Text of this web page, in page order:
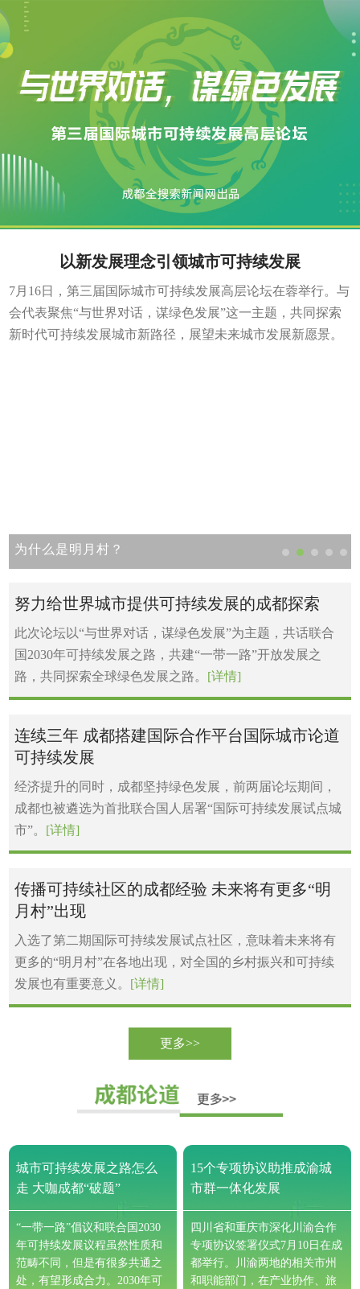
以新发展理念引领城市可持续发展
7月16日，第三届国际城市可持续发展高层论坛在蓉举行。与
会代表聚焦“与世界对话，谋绿色发展”这一主题，共同探索
新时代可持续发展城市新路径，展望未来城市发展新愿景。
为什么是明月村？
努力给世界城市提供可持续发展的成都探索
此次论坛以“与世界对话，谋绿色发展”为主题，共话联合
国2030年可持续发展之路，共建“一带一路”开放发展之
路，共同探索全球绿色发展之路。 [详情]
连续三年 成都搭建国际合作平台国际城市论道
可持续发展
经济提升的同时，成都坚持绿色发展，前两届论坛期间，
成都也被遴选为首批联合国人居署“国际可持续发展试点城
市”。 [详情]
传播可持续社区的成都经验 未来将有更多“明
月村”出现
入选了第二期国际可持续发展试点社区，意味着未来将有
更多的“明月村”在各地出现，对全国的乡村振兴和可持续
发展也有重要意义。 [详情]
更多>>
城市可持续发展之路怎么
走 大咖成都“破题”
“一带一路”倡议和联合国2030
年可持续发展议程虽然性质和
范畴不同，但是有很多共通之
处，有望形成合力。2030年可
15个专项协议助推成渝城
市群一体化发展
四川省和重庆市深化川渝合作
专项协议签署仪式7月10日在成
都举行。川渝两地的相关市州
和职能部门，在产业协作、旅